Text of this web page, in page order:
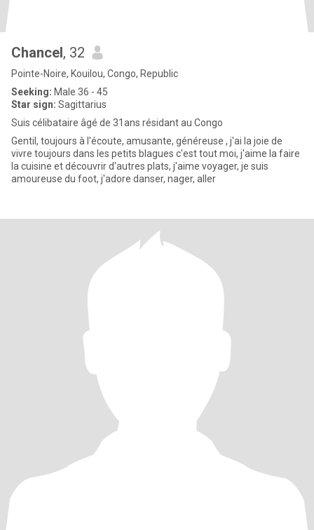
Chancel, 32
Pointe-Noire, Kouilou, Congo, Republic
Seeking: Male 36 - 45
Star sign: Sagittarius
Suis célibataire âgé de 31ans résidant au Congo
Gentil, toujours à l'écoute, amusante, généreuse , j'ai la joie de
vivre toujours dans les petits blagues c'est tout moi, j'aime la faire
la cuisine et découvrir d'autres plats, j'aime voyager, je suis
amoureuse du foot, j'adore danser, nager, aller